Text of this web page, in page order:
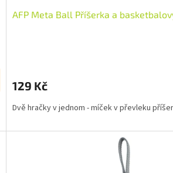
AFP Meta Ball Příšerka a
129 Kč
Dvě hračky v jednom - míček v převleku